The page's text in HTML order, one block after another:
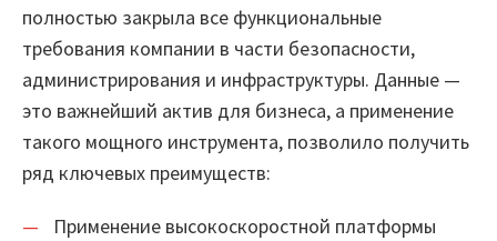
полностью закрыла все функциональные
требования компании в части безопасности,
администрирования и инфраструктуры. Данные —
это важнейший актив для бизнеса, а применение
такого мощного инструмента, позволило получить
ряд ключевых преимуществ:
Применение высокоскоростной платформы